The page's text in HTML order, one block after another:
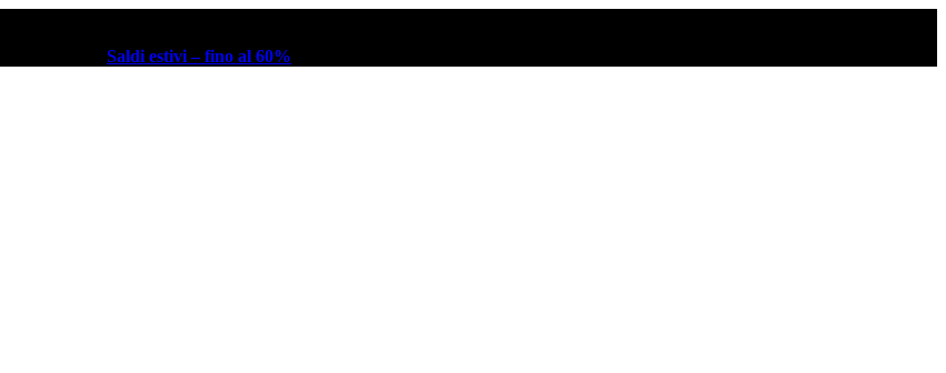
Saldi estivi – fino al 60%